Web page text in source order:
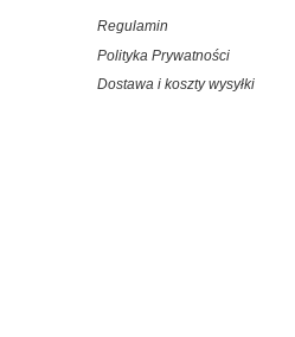
Regulamin
Polityka Prywatności
Dostawa i koszty wysyłki